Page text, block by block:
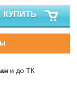
КУПИТЬ
и до ТК